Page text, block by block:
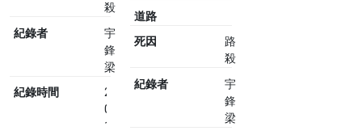
殺
紀錄者
宇
鋒
梁
紀錄時間
2023-
07-
10
道路
死因
路
殺
紀錄者
宇
鋒
梁